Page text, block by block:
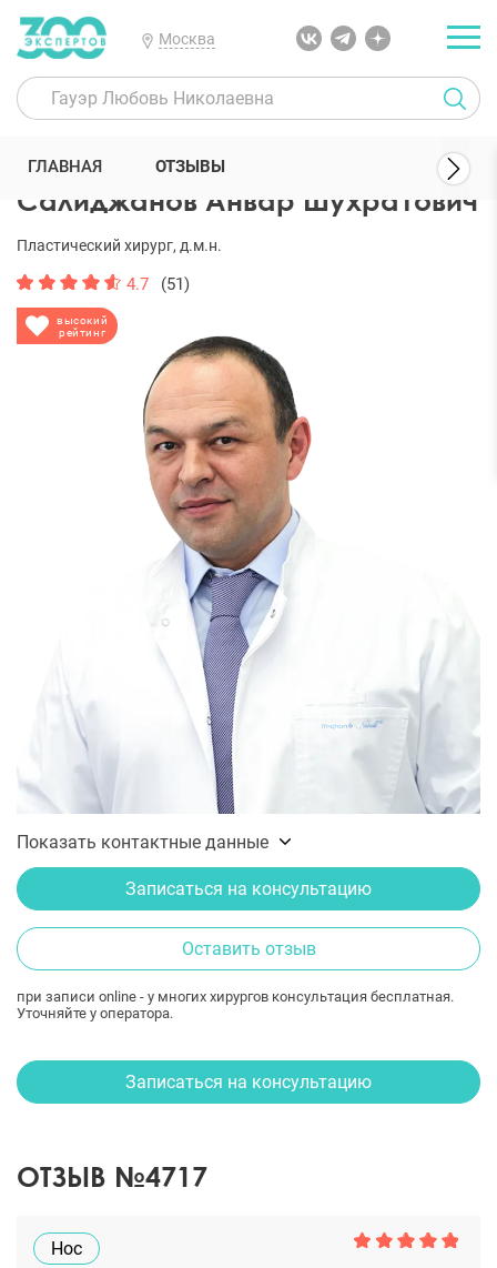
Москва
300 Экспертов Пластические хирурги Салиджанов Анвар
Салиджанов Анвар Шухратович
высокий
рейтинг
Пластический хирург, д.м.н.
4.7 (51)
Показать контактные данные
Записаться на консультацию
Оставить отзыв
при записи online - у многих хирургов консультация бесплатная.
Уточняйте у оператора.
ГЛАВНАЯ ОТЗЫВЫ
Записаться на консультацию
ОТЗЫВ №4717
Нос